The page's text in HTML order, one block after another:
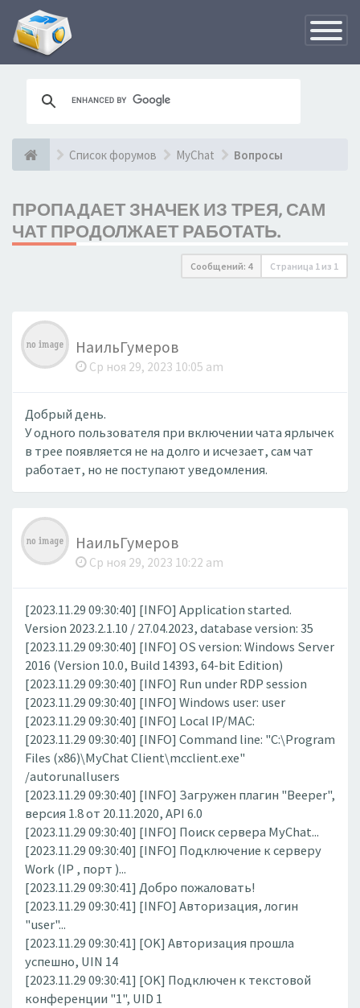
Список форумов MyChat Вопросы
ПРОПАДАЕТ ЗНАЧЕК ИЗ ТРЕЯ, САМ
ЧАТ ПРОДОЛЖАЕТ РАБОТАТЬ.
Сообщений: 4 Страница 1 из 1
НаильГумеров
Ср ноя 29, 2023 10:05 am
Добрый день.
У одного пользователя при включении чата ярлычек
в трее появляется не на долго и исчезает, сам чат
работает, но не поступают уведомления.
НаильГумеров
Ср ноя 29, 2023 10:22 am
[2023.11.29 09:30:40] [INFO] Application started.
Version 2023.2.1.10 / 27.04.2023, database version: 35
[2023.11.29 09:30:40] [INFO] OS version: Windows Server
2016 (Version 10.0, Build 14393, 64-bit Edition)
[2023.11.29 09:30:40] [INFO] Run under RDP session
[2023.11.29 09:30:40] [INFO] Windows user: user
[2023.11.29 09:30:40] [INFO] Local IP/MAC:
[2023.11.29 09:30:40] [INFO] Command line: "C:\Program
Files (x86)\MyChat Client\mcclient.exe"
/autorunallusers
[2023.11.29 09:30:40] [INFO] Загружен плагин "Beeper",
версия 1.8 от 20.11.2020, API 6.0
[2023.11.29 09:30:40] [INFO] Поиск сервера MyChat...
[2023.11.29 09:30:40] [INFO] Подключение к серверу
Work (IP , порт )...
[2023.11.29 09:30:41] Добро пожаловать!
[2023.11.29 09:30:41] [INFO] Авторизация, логин
"user"...
[2023.11.29 09:30:41] [OK] Авторизация прошла
успешно, UIN 14
[2023.11.29 09:30:41] [OK] Подключен к текстовой
конференции "1", UID 1